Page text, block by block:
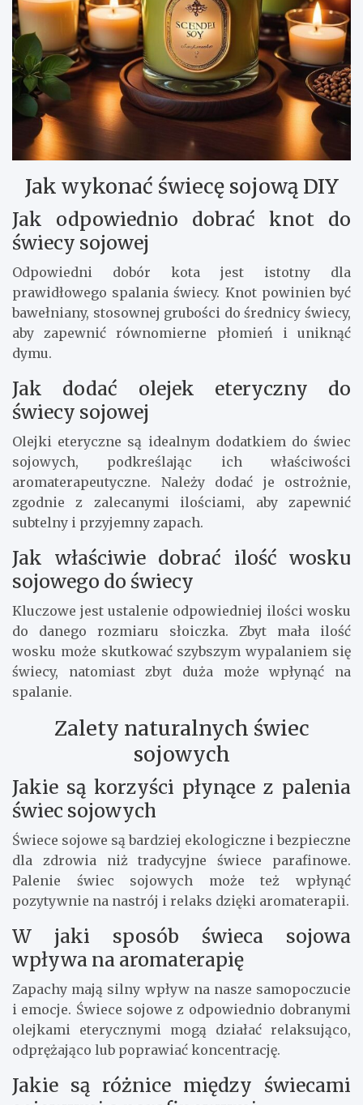
Jak wykonać świecę sojową DIY
Jak odpowiednio dobrać knot do
świecy sojowej
Odpowiedni dobór kota jest istotny dla
prawidłowego spalania świecy. Knot powinien być
bawełniany, stosownej grubości do średnicy świecy,
aby zapewnić równomierne płomień i uniknąć
dymu.
Jak dodać olejek eteryczny do
świecy sojowej
Olejki eteryczne są idealnym dodatkiem do świec
sojowych, podkreślając ich właściwości
aromaterapeutyczne. Należy dodać je ostrożnie,
zgodnie z zalecanymi ilościami, aby zapewnić
subtelny i przyjemny zapach.
Jak właściwie dobrać ilość wosku
sojowego do świecy
Kluczowe jest ustalenie odpowiedniej ilości wosku
do danego rozmiaru słoiczka. Zbyt mała ilość
wosku może skutkować szybszym wypalaniem się
świecy, natomiast zbyt duża może wpłynąć na
spalanie.
Zalety naturalnych świec
sojowych
Jakie są korzyści płynące z palenia
świec sojowych
Świece sojowe są bardziej ekologiczne i bezpieczne
dla zdrowia niż tradycyjne świece parafinowe.
Palenie świec sojowych może też wpłynąć
pozytywnie na nastrój i relaks dzięki aromaterapii.
W jaki sposób świeca sojowa
wpływa na aromaterapię
Zapachy mają silny wpływ na nasze samopoczucie
i emocje. Świece sojowe z odpowiednio dobranymi
olejkami eterycznymi mogą działać relaksująco,
odprężająco lub poprawiać koncentrację.
Jakie są różnice między świecami